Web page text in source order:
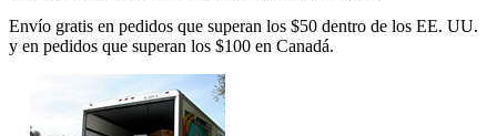
Envío gratis en pedidos que superan los $50 dentro de los EE. UU.
y en pedidos que superan los $100 en Canadá.